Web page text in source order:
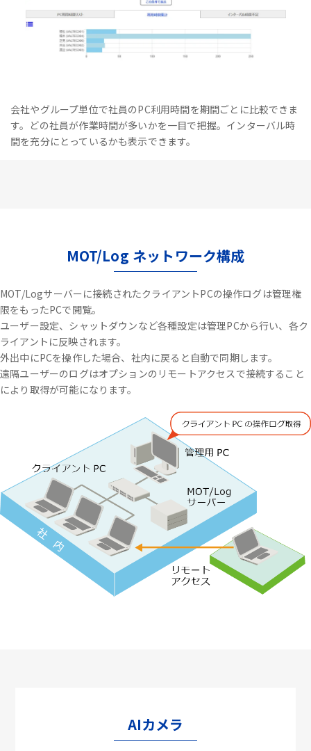
会社やグループ単位で社員のPC利用時間を期間ごとに比較できま
す。どの社員が作業時間が多いかを一目で把握。インターバル時
間を充分にとっているかも表示できます。
MOT/Log ネットワーク構成
MOT/Logサーバーに接続されたクライアントPCの操作ログは管理権
限をもったPCで閲覧。
ユーザー設定、シャットダウンなど各種設定は管理PCから行い、各ク
ライアントに反映されます。
外出中にPCを操作した場合、社内に戻ると自動で同期します。
遠隔ユーザーのログはオプションのリモートアクセスで接続すること
により取得が可能になります。
AIカメラ